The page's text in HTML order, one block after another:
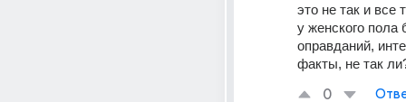
это не так и все
у женского пола
оправданий,
факты, не так
0